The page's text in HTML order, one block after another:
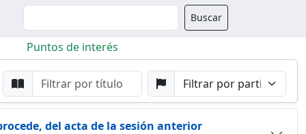
Buscador Buscar
Puntos de interés
Buscar por Punto
Buscar por Partido
del acta de la sesión anterior